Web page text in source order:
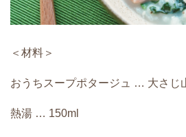
＜材料＞
おうちスープポタージュ … 大さじ
熱湯 … 150ml